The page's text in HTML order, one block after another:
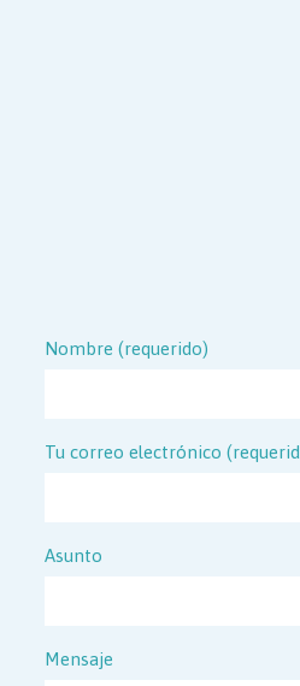
Nombre (requerido)
Tu correo electrónico
Asunto
Mensaje